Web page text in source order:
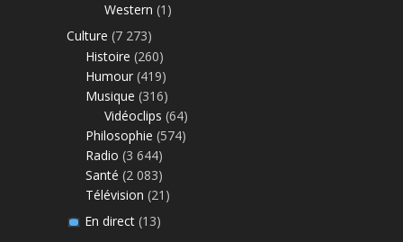
Western (1)
Culture (7 273)
Histoire (260)
Humour (419)
Musique (316)
Vidéoclips (64)
Philosophie (574)
Radio (3 644)
Santé (2 083)
Télévision (21)
En direct(13)